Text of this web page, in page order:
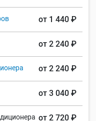
от 1 440 ₽
от 2 240 ₽
от 2 240 ₽
от 3 040 ₽
от 2 720 ₽